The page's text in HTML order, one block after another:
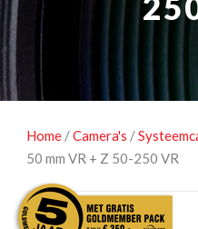
Home /Camera's /
50 mm VR + Z 50-250 VR